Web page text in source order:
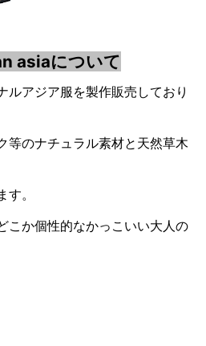
asiaについて
ルアジア服を製作販売しており
等のナチュラル素材と天然草木
す。
こか個性的なかっこいい大人の